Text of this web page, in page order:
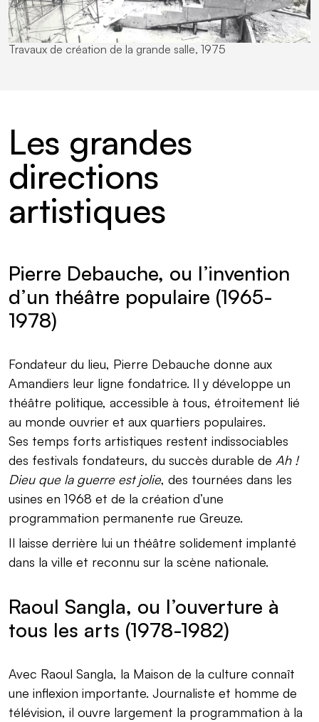
Travaux de création de la grande salle, 1975
Les grandes
directions
artistiques
Pierre Debauche, ou l’invention
d’un théâtre populaire (1965-
1978)
Fondateur du lieu, Pierre Debauche donne aux
Amandiers leur ligne fondatrice. Il y développe un
théâtre politique, accessible à tous, étroitement lié
au monde ouvrier et aux quartiers populaires.
Ses temps forts artistiques restent indissociables
des festivals fondateurs, du succès durable de Ah !
Dieu que la guerre est jolie, des tournées dans les
usines en 1968 et de la création d’une
programmation permanente rue Greuze.
Il laisse derrière lui un théâtre solidement implanté
dans la ville et reconnu sur la scène nationale.
Raoul Sangla, ou l’ouverture à
tous les arts (1978-1982)
Avec Raoul Sangla, la Maison de la culture connaît
une inflexion importante. Journaliste et homme de
télévision, il ouvre largement la programmation à la